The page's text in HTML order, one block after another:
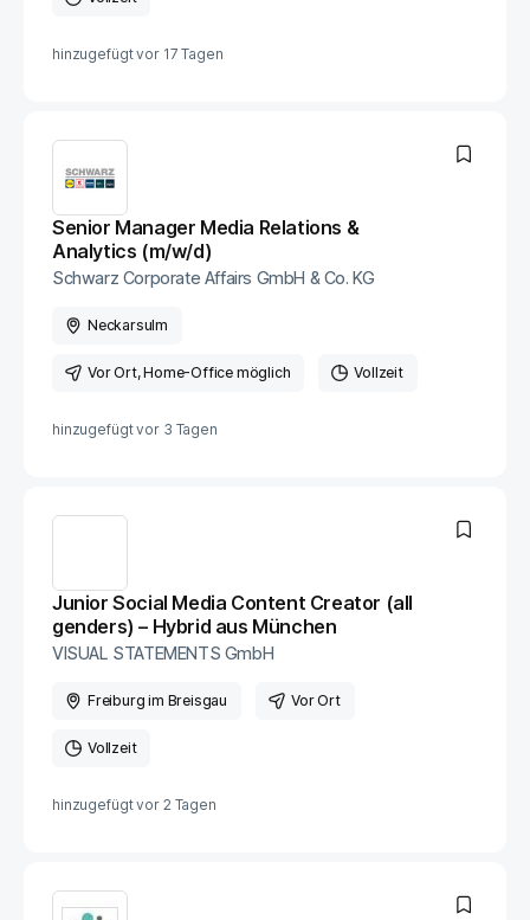
hinzugefügt vor 17 Tagen
Senior Manager Media Relations &
Analytics (m/w/d)
Schwarz Corporate Affairs GmbH & Co. KG
Neckarsulm
Vor Ort, Home-Office möglich Vollzeit
hinzugefügt vor 3 Tagen
Junior Social Media Content Creator (all
genders) – Hybrid aus München
VISUAL STATEMENTS GmbH
Freiburg im Breisgau Vor Ort
Vollzeit
hinzugefügt vor 2 Tagen